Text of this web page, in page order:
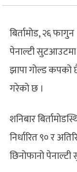
बिर्तामोड, २६
पेनाल्टी
झापा गोल्ड
गरेको छ ।
शनिबार
निर्धारित ९० र
छिनोफानो